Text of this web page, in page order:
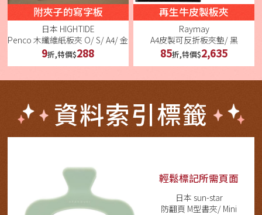
附夾子的寫字板
日本 HIGHTIDE
Penco 木纖維紙板夾 O/ S/ A4/ 金
9折,特價$288
再生牛皮製板夾
Raymay
A4皮製可反折板夾墊/ 黑
85折,特價$2,635
資料索引標籤
輕鬆標記所需頁面
日本 sun-star
防翻頁 M型書夾/ Mini